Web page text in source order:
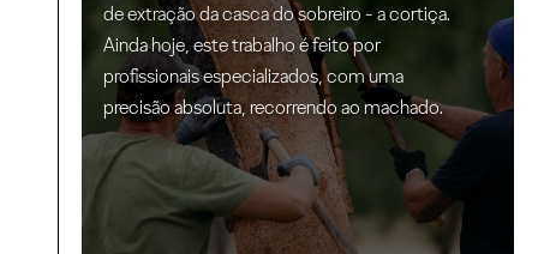
de extração da casca do sobreiro - a cortiça.
Ainda hoje, este trabalho é feito por
profissionais especializados, com uma
precisão absoluta, recorrendo ao machado.